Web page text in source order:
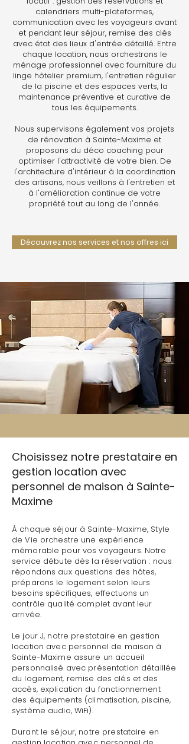
calendriers multi-plateformes,
communication avec les voyageurs avant
et pendant leur séjour, remise des clés
avec état des lieux d'entrée détaillé. Entre
chaque location, nous orchestrons le
ménage professionnel avec fourniture du
linge hôtelier premium, l'entretien régulier
de la piscine et des espaces verts, la
maintenance préventive et curative de
tous les équipements.
Nous supervisons également vos projets
de rénovation à Sainte-Maxime et
proposons du déco coaching pour
optimiser l'attractivité de votre bien. De
l'architecture d'intérieur à la coordination
des artisans, nous veillons à l'entretien et
à l'amélioration continue de votre
propriété tout au long de l'année.
Découvrez nos services et nos offres ici
Choisissez notre prestataire en
gestion location avec
personnel de maison à Sainte-
Maxime
À chaque séjour à Sainte-Maxime, Style
de Vie orchestre une expérience
mémorable pour vos voyageurs. Notre
service débute dès la réservation : nous
répondons aux questions des hôtes,
préparons le logement selon leurs
besoins spécifiques, effectuons un
contrôle qualité complet avant leur
arrivée.
Le jour J, notre prestataire en gestion
location avec personnel de maison à
Sainte-Maxime assure un accueil
personnalisé avec présentation détaillée
du logement, remise des clés et des
accès, explication du fonctionnement
des équipements (climatisation, piscine,
système audio, WiFi).
Durant le séjour, notre prestataire en